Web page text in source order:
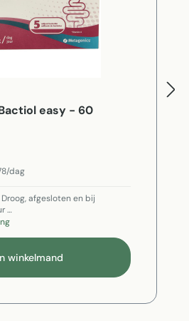
easy - 60
dag
afgesloten en bij
…
winkelmand